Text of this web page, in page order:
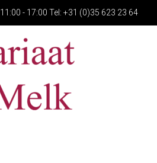
11:00 - 17:00 Tel: +31 (0)35 623 23 64